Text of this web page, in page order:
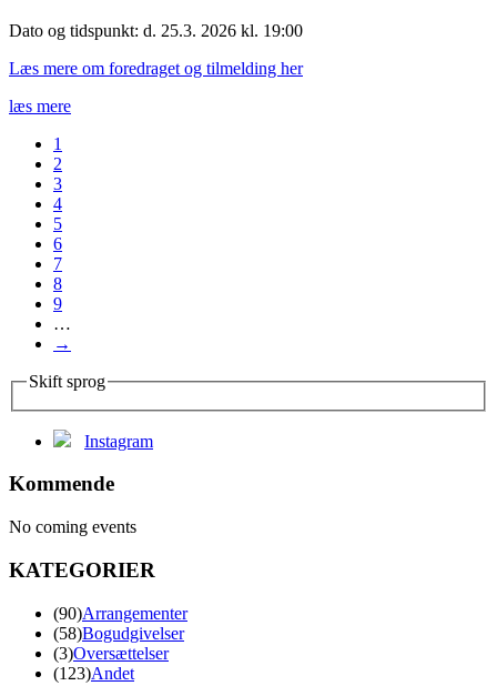
Dato og tidspunkt: d. 25.3. 2026 kl. 19:00
Læs mere om foredraget og tilmelding her
læs mere
1
2
3
4
5
6
7
8
9
…
→
Skift sprog
Instagram
Kommende
No coming events
KATEGORIER
(90)Arrangementer
(58)Bogudgivelser
(3)Oversættelser
(123)Andet